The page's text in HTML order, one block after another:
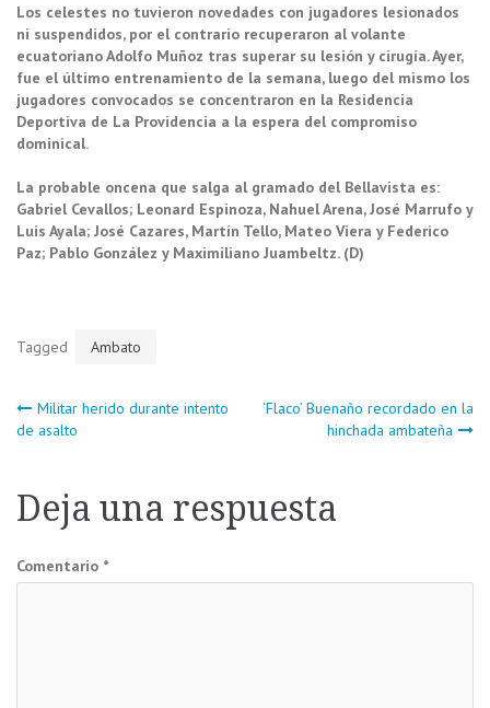
Los celestes no tuvieron novedades con jugadores lesionados
ni suspendidos, por el contrario recuperaron al volante
ecuatoriano Adolfo Muñoz tras superar su lesión y cirugía. Ayer,
fue el último entrenamiento de la semana, luego del mismo los
jugadores convocados se concentraron en la Residencia
Deportiva de La Providencia a la espera del compromiso
dominical.
La probable oncena que salga al gramado del Bellavista es:
Gabriel Cevallos; Leonard Espinoza, Nahuel Arena, José Marrufo y
Luis Ayala; José Cazares, Martín Tello, Mateo Viera y Federico
Paz; Pablo González y Maximiliano Juambeltz. (D)
Tagged Ambato
Navegación
entradas
Militar herido durante intento
de asalto
‘Flaco’ Buenaño recordado en la
hinchada ambateña
Deja una respuesta
Comentario *